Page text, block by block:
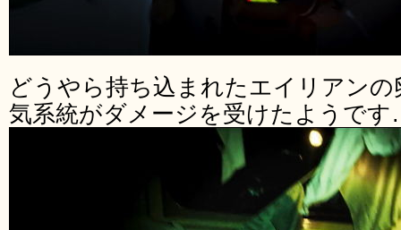
どうやら持ち込まれたエイリアン
気系統がダメージを受けたようで